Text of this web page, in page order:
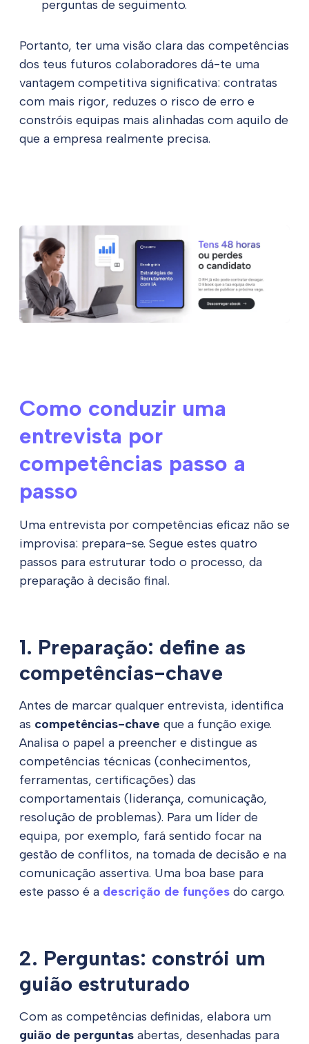
perguntas de seguimento.
Portanto, ter uma visão clara das competências
dos teus futuros colaboradores dá-te uma
vantagem competitiva significativa: contratas
com mais rigor, reduzes o risco de erro e
constróis equipas mais alinhadas com aquilo de
que a empresa realmente precisa.
Como conduzir uma
entrevista por
competências passo a
passo
Uma entrevista por competências eficaz não se
improvisa: prepara-se. Segue estes quatro
passos para estruturar todo o processo, da
preparação à decisão final.
1. Preparação: define as
competências-chave
Antes de marcar qualquer entrevista, identifica
as competências-chave que a função exige.
Analisa o papel a preencher e distingue as
competências técnicas (conhecimentos,
ferramentas, certificações) das
comportamentais (liderança, comunicação,
resolução de problemas). Para um líder de
equipa, por exemplo, fará sentido focar na
gestão de conflitos, na tomada de decisão e na
comunicação assertiva. Uma boa base para
este passo é a descrição de funções do cargo.
2. Perguntas: constrói um
guião estruturado
Com as competências definidas, elabora um
guião de perguntas abertas, desenhadas para